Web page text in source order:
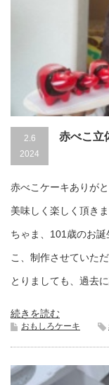
2.6
2024
赤べこ立
赤べこケーキありが
美味しく楽しく頂き
ちゃま、101歳のお
こ、制作させていた
とりましても、過去
続きを読む
おもしろケーキ